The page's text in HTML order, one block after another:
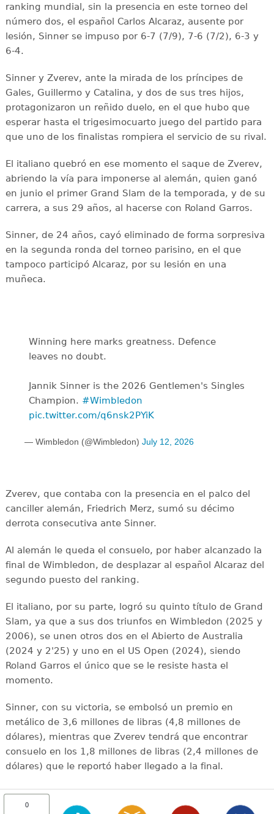
ranking mundial, sin la presencia en este torneo del
número dos, el español Carlos Alcaraz, ausente por
lesión, Sinner se impuso por 6-7 (7/9), 7-6 (7/2), 6-3 y
6-4.
Sinner y Zverev, ante la mirada de los príncipes de
Gales, Guillermo y Catalina, y dos de sus tres hijos,
protagonizaron un reñido duelo, en el que hubo que
esperar hasta el trigesimocuarto juego del partido para
que uno de los finalistas rompiera el servicio de su rival.
El italiano quebró en ese momento el saque de Zverev,
abriendo la vía para imponerse al alemán, quien ganó
en junio el primer Grand Slam de la temporada, y de su
carrera, a sus 29 años, al hacerse con Roland Garros.
Sinner, de 24 años, cayó eliminado de forma sorpresiva
en la segunda ronda del torneo parisino, en el que
tampoco participó Alcaraz, por su lesión en una
muñeca.
Winning here marks greatness. Defence
leaves no doubt.
Jannik Sinner is the 2026 Gentlemen's Singles
Champion. #Wimbledon
pic.twitter.com/q6nsk2PYiK
— Wimbledon (@Wimbledon) July 12, 2026
Zverev, que contaba con la presencia en el palco del
canciller alemán, Friedrich Merz, sumó su décimo
derrota consecutiva ante Sinner.
Al alemán le queda el consuelo, por haber alcanzado la
final de Wimbledon, de desplazar al español Alcaraz del
segundo puesto del ranking.
El italiano, por su parte, logró su quinto título de Grand
Slam, ya que a sus dos triunfos en Wimbledon (2025 y
2006), se unen otros dos en el Abierto de Australia
(2024 y 2'25) y uno en el US Open (2024), siendo
Roland Garros el único que se le resiste hasta el
momento.
Sinner, con su victoria, se embolsó un premio en
metálico de 3,6 millones de libras (4,8 millones de
dólares), mientras que Zverev tendrá que encontrar
consuelo en los 1,8 millones de libras (2,4 millones de
dólares) que le reportó haber llegado a la final.
0